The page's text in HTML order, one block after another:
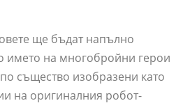
ще бъдат напълно
името на многобройни герои
същество изобразени като
на оригиналния робот-